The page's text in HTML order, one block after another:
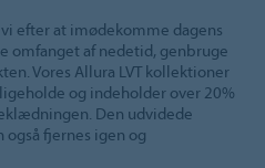
efter at imødekomme dagens
omfanget af nedetid, genbruge
Vores Allura LVT kollektioner
og indeholder over 20%
Den udvidede
fjernes igen og